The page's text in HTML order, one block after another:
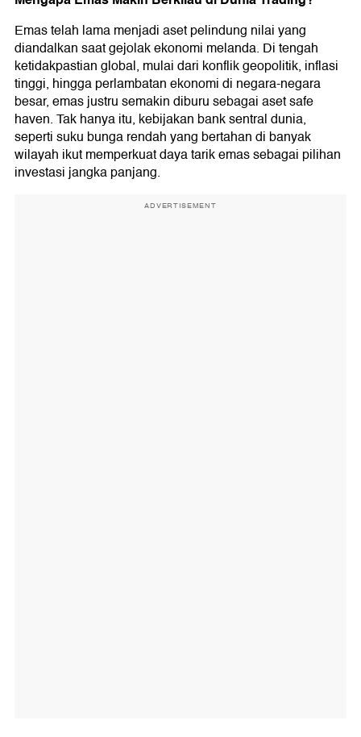
Emas telah lama menjadi aset pelindung nilai yang
diandalkan saat gejolak ekonomi melanda. Di tengah
ketidakpastian global, mulai dari konflik geopolitik, inflasi
tinggi, hingga perlambatan ekonomi di negara-negara
besar, emas justru semakin diburu sebagai aset safe
haven. Tak hanya itu, kebijakan bank sentral dunia,
seperti suku bunga rendah yang bertahan di banyak
wilayah ikut memperkuat daya tarik emas sebagai pilihan
investasi jangka panjang.
ADVERTISEMENT